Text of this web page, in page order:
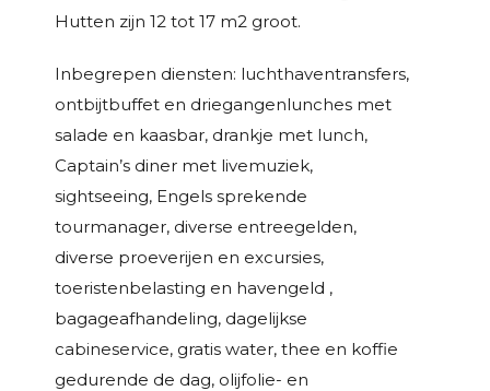
Hutten zijn 12 tot 17 m2 groot.
Inbegrepen diensten: luchthaventransfers,
ontbijtbuffet en driegangenlunches met
salade en kaasbar, drankje met lunch,
Captain’s diner met livemuziek,
sightseeing, Engels sprekende
tourmanager, diverse entreegelden,
diverse proeverijen en excursies,
toeristenbelasting en havengeld ,
bagageafhandeling, dagelijkse
cabineservice, gratis water, thee en koffie
gedurende de dag, olijfolie- en